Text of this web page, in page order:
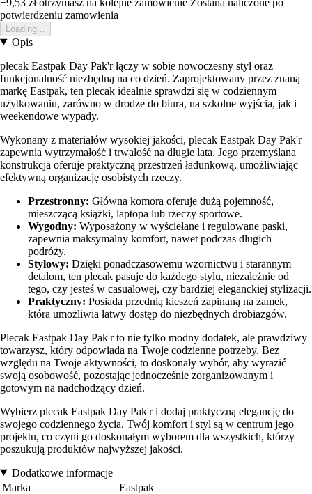
potwierdzeniu zamowienia
Loading...
Opis
plecak Eastpak Day Pak'r łączy w sobie nowoczesny styl oraz
funkcjonalność niezbędną na co dzień. Zaprojektowany przez znaną
markę Eastpak, ten plecak idealnie sprawdzi się w codziennym
użytkowaniu, zarówno w drodze do biura, na szkolne wyjścia, jak i
weekendowe wypady.
Wykonany z materiałów wysokiej jakości, plecak Eastpak Day Pak'r
zapewnia wytrzymałość i trwałość na długie lata. Jego przemyślana
konstrukcja oferuje praktyczną przestrzeń ładunkową, umożliwiając
efektywną organizację osobistych rzeczy.
Przestronny: Główna komora oferuje dużą pojemność,
mieszczącą książki, laptopa lub rzeczy sportowe.
Wygodny: Wyposażony w wyściełane i regulowane paski,
zapewnia maksymalny komfort, nawet podczas długich
podróży.
Stylowy: Dzięki ponadczasowemu wzornictwu i starannym
detalom, ten plecak pasuje do każdego stylu, niezależnie od
tego, czy jesteś w casualowej, czy bardziej eleganckiej stylizacji.
Praktyczny: Posiada przednią kieszeń zapinaną na zamek,
która umożliwia łatwy dostęp do niezbędnych drobiazgów.
Plecak Eastpak Day Pak'r to nie tylko modny dodatek, ale prawdziwy
towarzysz, który odpowiada na Twoje codzienne potrzeby. Bez
względu na Twoje aktywności, to doskonały wybór, aby wyrazić
swoją osobowość, pozostając jednocześnie zorganizowanym i
gotowym na nadchodzący dzień.
Wybierz plecak Eastpak Day Pak'r i dodaj praktyczną elegancję do
swojego codziennego życia. Twój komfort i styl są w centrum jego
projektu, co czyni go doskonałym wyborem dla wszystkich, którzy
poszukują produktów najwyższej jakości.
Dodatkowe informacje
Marka
Eastpak